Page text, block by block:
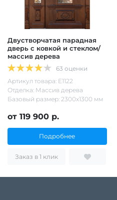
Двустворчатая парадная
дверь с ковкой и стеклом/
массив дерева
63 оценки
Артикул товара: Е1122
Отделка: Массив дерева
Базовый размер: 2300х1300 мм
от 119 900 р.
Подробнее
Заказ в 1 клик